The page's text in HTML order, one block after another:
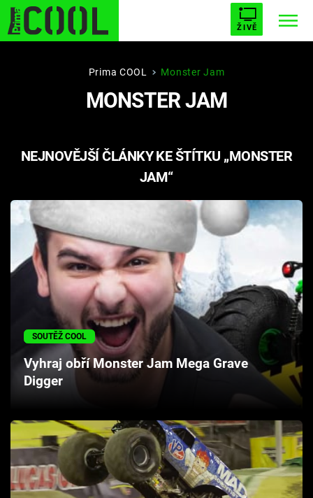
ŽIVĚ
STARHOUSE BUFFY, PŘEMOŽITELKA UPÍRŮ
PLNEJ KOTEL AVENGERS 5
Filmy
Seriály
Hry
Cool Esport
Pořady
Sledujte prima+
Přihlášení
Prima COOL Monster Jam
MONSTER JAM
NEJNOVĚJŠÍ ČLÁNKY KE ŠTÍTKU „MONSTER
JAM“
SOUTĚŽ COOL
Vyhraj obří Monster Jam Mega Grave
Digger